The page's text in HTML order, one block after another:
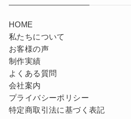
HOME
私たちについて
お客様の声
制作実績
よくある質問
会社案内
プライバシーポリシー
特定商取引法に基づく表記